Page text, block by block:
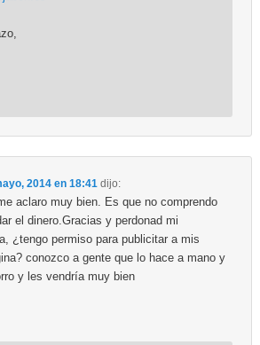
2014 en 18:41 dijo:
aclaro muy bien. Es que no comprendo
el dinero.Gracias y perdonad mi
¿tengo permiso para publicitar a mis
conozco a gente que lo hace a mano y
y les vendría muy bien